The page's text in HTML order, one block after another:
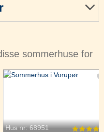
sommerhuse for
Hus nr: 68951